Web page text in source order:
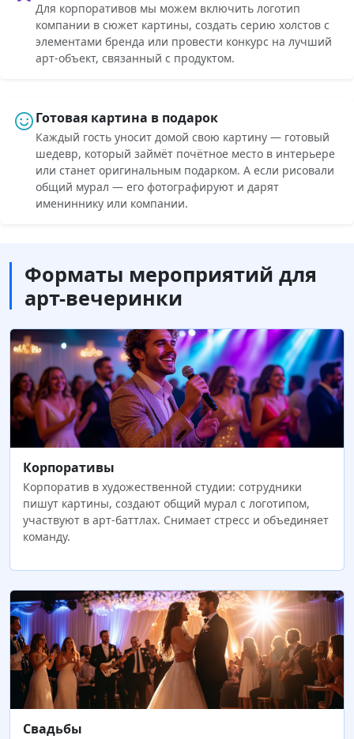
Для корпоративов мы можем включить логотип
компании в сюжет картины, создать серию холстов с
элементами бренда или провести конкурс на лучший
арт-объект, связанный с продуктом.
Готовая картина в подарок
Каждый гость уносит домой свою картину — готовый
шедевр, который займёт почётное место в интерьере
или станет оригинальным подарком. А если рисовали
общий мурал — его фотографируют и дарят
имениннику или компании.
Форматы мероприятий для
арт-вечеринки
Корпоративы
Корпоратив в художественной студии: сотрудники
пишут картины, создают общий мурал с логотипом,
участвуют в арт-баттлах. Снимает стресс и объединяет
команду.
Свадьбы